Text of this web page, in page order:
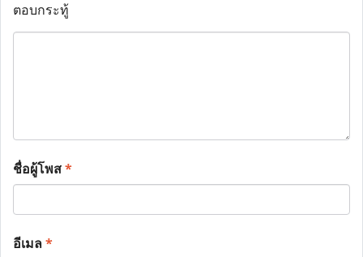
ตอบกระทู้
ชื่อผู้โพส*
อีเมล*